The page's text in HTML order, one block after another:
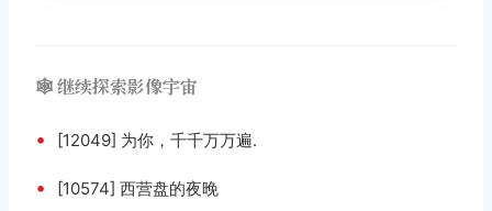
🕸️ 继续探索影像宇宙
• [12049] 为你，千千万万遍.
• [10574] 西营盘的夜晚